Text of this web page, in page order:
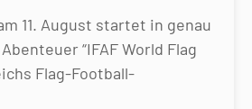
11. August startet in genau
“IFAF World Flag
Flag-Football-